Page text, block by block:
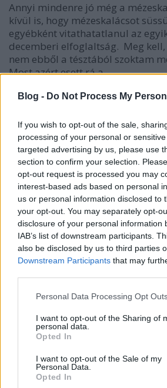
Blog - Do Not Process My
If you wish to opt-out of the sale,
processing of your personal or
targeted advertising by us, please use
section to confirm your selection.
opt-out request is processed you may
interest-based ads based on personal
us or personal information disclosed to
your opt-out. You may separately opt-
disclosure of your personal information
IAB’s list of downstream participants.
also be disclosed by us to third parties
Downstream Participants that may
Please note that this website/app uses
not limited to your visit or usage
grant or deny consent to Google and its
use your data for below specified
consent section.
Personal Data Processing Opt
I want to opt-out of the Sharing of
personal data.
Opted In
I want to opt-out of the Sale of my
Personal Data.
Opted In
Annyi mindenre jó még a
kívül is, hogy mézeskalácsot
egyébként vitathatatlanul az
decemberi elfoglaltság. Meg
nem ebből a tésztából szoktam
Most azért esett rá a…
Még hogy száraz:
tortácska
édesem•2014. november 19.
Ezt a receptet a saját kedvenc
desszertes órámra találtam ki.
sütemény, még a szirup nélkül is.
Lipótiban kértem egy
szörnyen száraz volt, még vissza
kérjek helyette egy frisset, de azt
A nagypapi csokis
A torta della nonnát meghagyjuk
között annyi a különbség, hogy az
vaníliakrémmel töltött, az utóbbi